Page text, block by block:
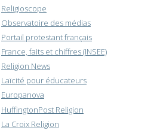
Religioscope
Observatoire des médias
Portail protestant français
France, faits et chiffres (INSEE)
Religion News
Laïcité pour éducateurs
Europanova
HuffingtonPost Religion
La Croix Religion